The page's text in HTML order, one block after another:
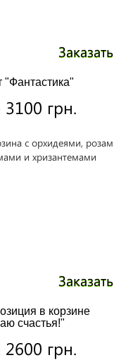
"Фантастика"
3100 грн.
Заказать
в корзине
счастья!"
2600 грн.
Заказать